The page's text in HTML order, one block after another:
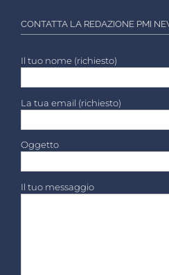
CONTATTA LA REDAZIONE PMI
Il tuo nome (richiesto)
La tua email (richiesto)
Oggetto
Il tuo messaggio